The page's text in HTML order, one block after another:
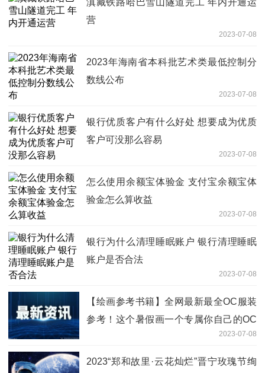
营
2023-07-08
2023年海南省本科批艺术类最低控制分
数线公布
2023-07-08
银行优质客户有什么好处 想要成为优质
客户可没那么容易
2023-07-08
怎么使用余额宝体验金 支付宝余额宝体
验金怎么算收益
2023-07-08
银行为什么清理睡眠账户 银行清理睡眠
账户是否合法
2023-07-08
【绘画参考书籍】全网最新最全OC服装
参考！这个暑假画一个专属你自己的OC
2023-07-08
2023“郑和故里·云花灿烂”晋宁玫瑰节绚